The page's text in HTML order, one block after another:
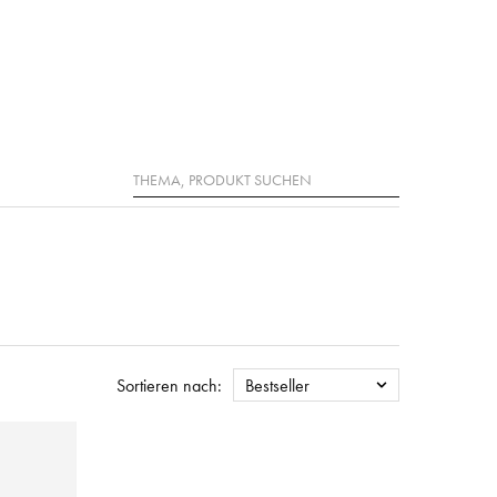
Suche
Sortieren nach: Bestseller